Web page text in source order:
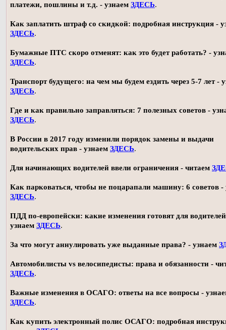
платежи, пошлины и т.д. - узнаем ЗДЕСЬ.
Как заплатить штраф со скидкой: подробная инструкция -
ЗДЕСЬ.
Бумажные ПТС скоро отменят: как это будет работать? -
ЗДЕСЬ.
Транспорт будущего: на чем мы будем ездить через 5-7 лет -
ЗДЕСЬ.
Где и как правильно заправляться: 7 полезных советов -
ЗДЕСЬ.
В России в 2017 году изменили порядок замены и выдачи
водительских прав - узнаем ЗДЕСЬ.
Для начинающих водителей ввели ограничения - читаем
Как парковаться, чтобы не поцарапали машину: 6 советов -
ЗДЕСЬ.
ПДД по-европейски: какие изменения готовят для
узнаем ЗДЕСЬ.
За что могут аннулировать уже выданные права? - узнаем
Автомобилисты vs велосипедисты: права и обязанности -
ЗДЕСЬ.
Важные изменения в ОСАГО: ответы на все вопросы -
ЗДЕСЬ.
Как купить электронный полис ОСАГО: подробная